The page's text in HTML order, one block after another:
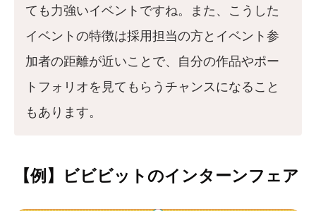
ても力強いイベントですね。また、こうした
イベントの特徴は採用担当の方とイベント参
加者の距離が近いことで、自分の作品やポー
トフォリオを見てもらうチャンスになること
もあります。
【例】ビビビットのインターンフェア